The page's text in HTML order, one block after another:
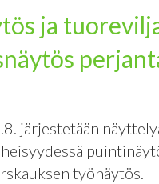
ja
järjestetään
työnäytös.